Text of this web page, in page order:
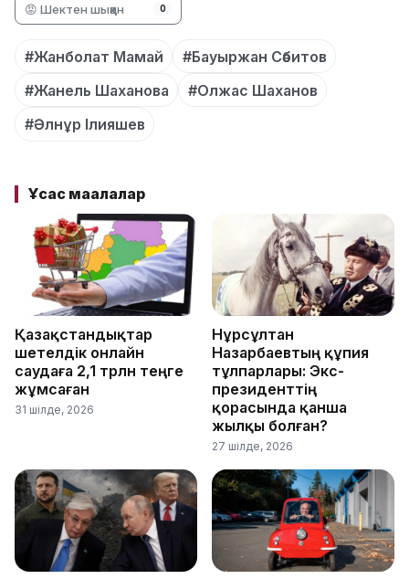
😡 Шектен шыққан 0
#Жанболат Мамай
#Бауыржан Сәбитов
#Жанель Шаханова
#Олжас Шаханов
#Әлнұр Ілияшев
Ұқсас мақалалар
Қазақстандықтар
шетелдік онлайн
саудаға 2,1 трлн теңге
жұмсаған
31 шілде, 2026
Нұрсұлтан
Назарбаевтың құпия
тұлпарлары: Экс-
президенттің
қорасында қанша
жылқы болған?
27 шілде, 2026